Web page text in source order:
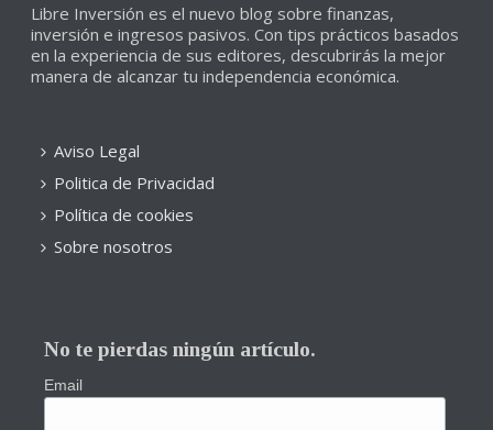
Libre Inversión es el nuevo blog sobre finanzas,
inversión e ingresos pasivos. Con tips prácticos basados
en la experiencia de sus editores, descubrirás la mejor
manera de alcanzar tu independencia económica.
Aviso Legal
Politica de Privacidad
Política de cookies
Sobre nosotros
No te pierdas ningún artículo.
Email